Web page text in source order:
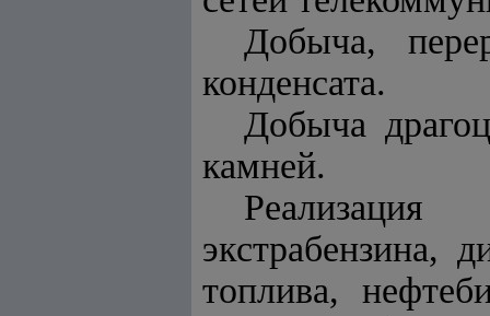
Добыча,
конденсата.
Добыча
камней.
Реализация
экстрабензина,
топлива,